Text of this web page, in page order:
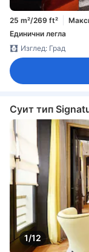
25 m²/269 ft²
Единични легла
Изглед: Град
Суит тип
1/12